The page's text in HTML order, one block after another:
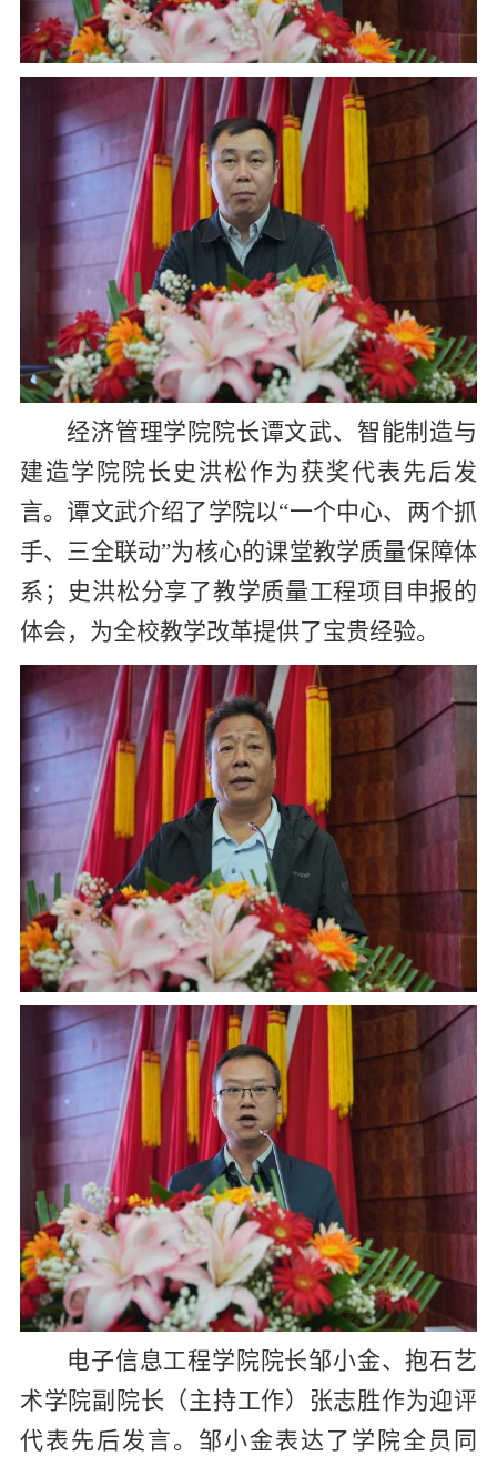
经济管理学院院长谭文武、智能制造与
建造学院院长史洪松作为 获奖代表先后发
言。谭文武介绍了学院以“一个中心、两个抓
手、三全联动”为核心的课堂教学质量保障体
系 ； 史洪松分享了教学质量工程项目申报的
体会，为全校教学改革提供了宝贵经验。
电子信息工程学院院长邹小金、抱石艺
术学院副 院长 （ 主持工作） 张志胜作为迎评
代表先后发言。邹小金表达了学院全员同